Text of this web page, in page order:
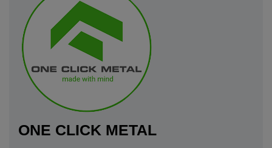
ONE CLICK METAL